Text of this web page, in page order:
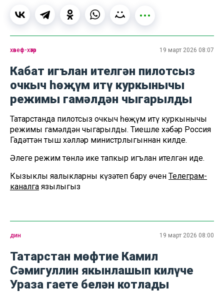
хәвеф-хәтәр 19 март 2026 08:07
Кабат игълан ителгән пилотсыз
очкыч һөҗүм итү куркынычы
режимы гамәлдән чыгарылды
Татарстанда пилотсыз очкыч һөҗүм итү куркынычы
режимы гамәлдән чыгарылды. Тиешле хәбәр Россия
Гадәттән тыш хәлләр министрлыгыннан килде.
Әлеге режим төнлә ике тапкыр игълан ителгән иде.
Кызыклы яңалыкларны күзәтеп бару өчен Телеграм-
каналга язылыгыз
дин 19 март 2026 08:00
Татарстан мөфтие Камил
Сәмигуллин якынлашып килүче
Ураза гаете белән котлады